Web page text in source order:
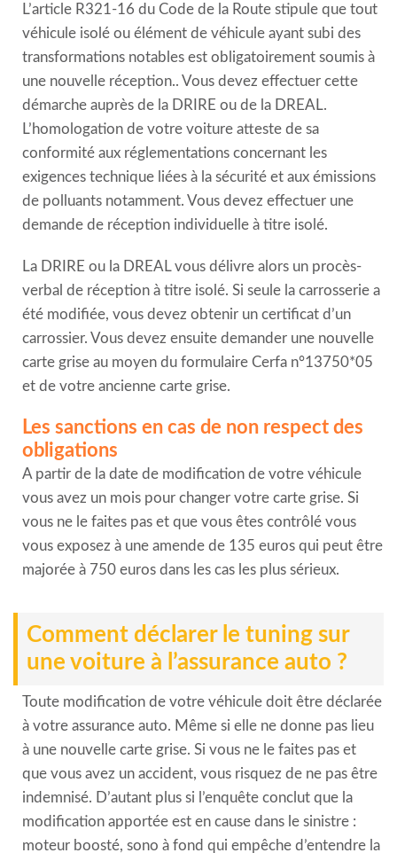
L’article R321-16 du Code de la Route stipule que tout
véhicule isolé ou élément de véhicule ayant subi des
transformations notables est obligatoirement soumis à
une nouvelle réception.. Vous devez effectuer cette
démarche auprès de la DRIRE ou de la DREAL.
L’homologation de votre voiture atteste de sa
conformité aux réglementations concernant les
exigences technique liées à la sécurité et aux émissions
de polluants notamment. Vous devez effectuer une
demande de réception individuelle à titre isolé.
La DRIRE ou la DREAL vous délivre alors un procès-
verbal de réception à titre isolé. Si seule la carrosserie a
été modifiée, vous devez obtenir un certificat d’un
carrossier. Vous devez ensuite demander une nouvelle
carte grise au moyen du formulaire Cerfa n°13750*05
et de votre ancienne carte grise.
Les sanctions en cas de non respect des
obligations
A partir de la date de modification de votre véhicule
vous avez un mois pour changer votre carte grise. Si
vous ne le faites pas et que vous êtes contrôlé vous
vous exposez à une amende de 135 euros qui peut être
majorée à 750 euros dans les cas les plus sérieux.
Comment déclarer le tuning sur
une voiture à l’assurance auto ?
Toute modification de votre véhicule doit être déclarée
à votre assurance auto. Même si elle ne donne pas lieu
à une nouvelle carte grise. Si vous ne le faites pas et
que vous avez un accident, vous risquez de ne pas être
indemnisé. D’autant plus si l’enquête conclut que la
modification apportée est en cause dans le sinistre :
moteur boosté, sono à fond qui empêche d’entendre la